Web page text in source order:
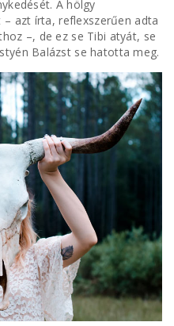
A hölgy
azt írta, reflexszerűen adta
–, de ez se Tibi atyát, se
Balázst se hatotta meg.